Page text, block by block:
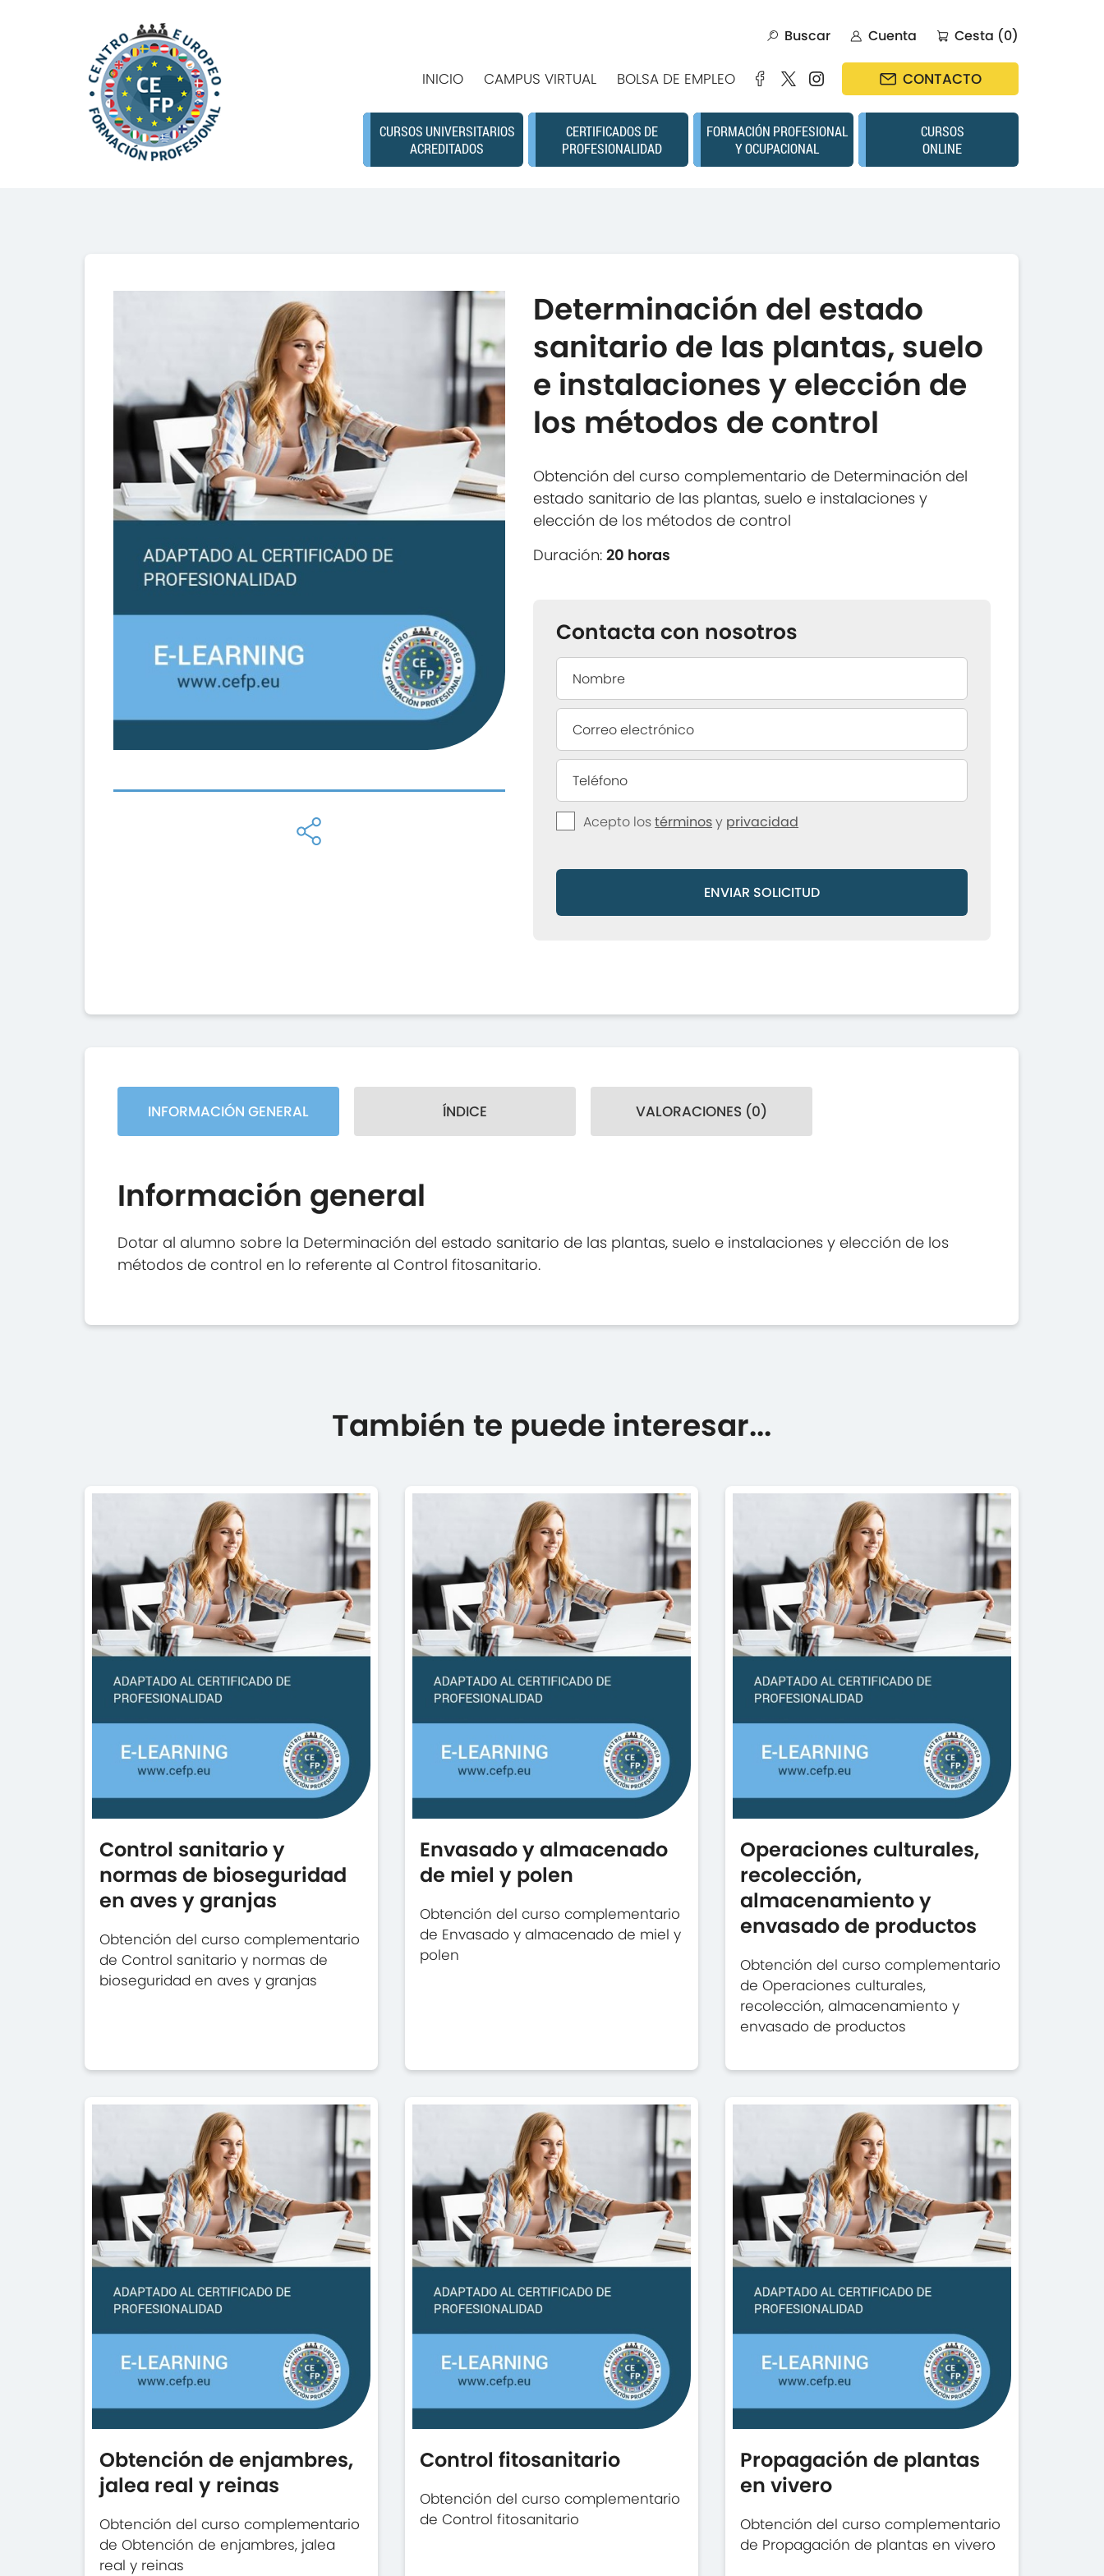
Buscar Cuenta Cesta (0)
INICIO CAMPUS VIRTUAL BOLSA DE EMPLEO CONTACTO
CURSOS UNIVERSITARIOS
ACREDITADOS
CERTIFICADOS DE
PROFESIONALIDAD
FORMACIÓN PROFESIONAL
Y OCUPACIONAL
CURSOS
ONLINE
Determinación del estado
sanitario de las plantas, suelo
e instalaciones y elección de
los métodos de control
Obtención del curso complementario de Determinación del
estado sanitario de las plantas, suelo e instalaciones y
elección de los métodos de control
Duración:20 horas
Contacta con nosotros
Acepto lostérminosy privacidad
ENVIAR SOLICITUD
INFORMACIÓN GENERAL ÍNDICE VALORACIONES (0)
Información general
Dotar al alumno sobre la Determinación del estado sanitario de las plantas, suelo e instalaciones y elección de los
métodos de control en lo referente al Control fitosanitario.
También te puede interesar...
Control sanitario y
normas de bioseguridad
en aves y granjas
Obtención del curso complementario
de Control sanitario y normas de
bioseguridad en aves y granjas
Envasado y almacenado
de miel y polen
Obtención del curso complementario
de Envasado y almacenado de miel y
polen
Operaciones culturales,
recolección,
almacenamiento y
envasado de productos
Obtención del curso complementario
de Operaciones culturales,
recolección, almacenamiento y
envasado de productos
Obtención de enjambres,
jalea real y reinas
Obtención del curso complementario
de Obtención de enjambres, jalea
real y reinas
Control fitosanitario
Obtención del curso complementario
de Control fitosanitario
Propagación de plantas
en vivero
Obtención del curso complementario
de Propagación de plantas en vivero